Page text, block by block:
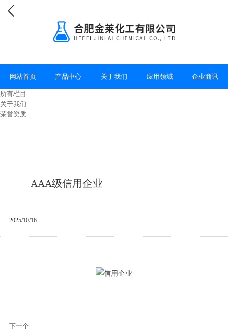
网站首页 产品中心 关于我们 应用领域 企业商讯
所有栏目
关于我们
荣誉资质
AAA级信用企业
2025/10/16
下一个